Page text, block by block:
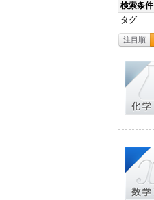
検索条件
タグ
注目順